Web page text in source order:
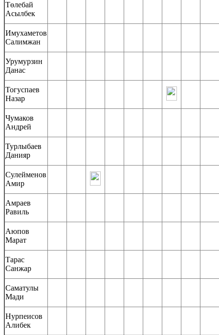
Төлебай
Асылбек
Имухаметов
Салимжан
Урумурзин
Данас
Тогуспаев
Назар
Чумаков
Андрей
Турлыбаев
Данияр
Сулейменов
Амир
Амраев
Равиль
Аюпов
Марат
Тарас
Санжар
Саматулы
Мади
Нурпеисов
Алибек